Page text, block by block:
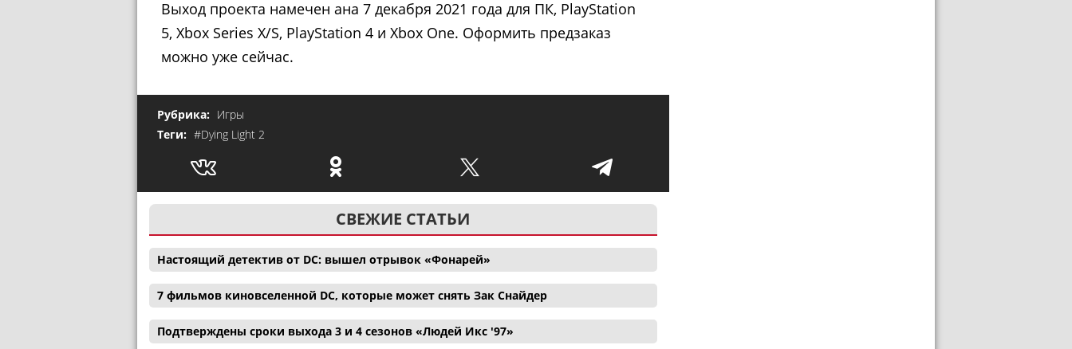
Выход проекта намечен ана 7 декабря 2021 года для ПК, PlayStation
5, Xbox Series X/S, PlayStation 4 и Xbox One. Оформить предзаказ
можно уже сейчас.
Рубрика: Игры
Теги: #Dying Light 2
СВЕЖИЕ СТАТЬИ
Настоящий детектив от DC: вышел отрывок «Фонарей»
7 фильмов киновселенной DC, которые может снять Зак Снайдер
Подтверждены сроки выхода 3 и 4 сезонов «Людей Икс '97»